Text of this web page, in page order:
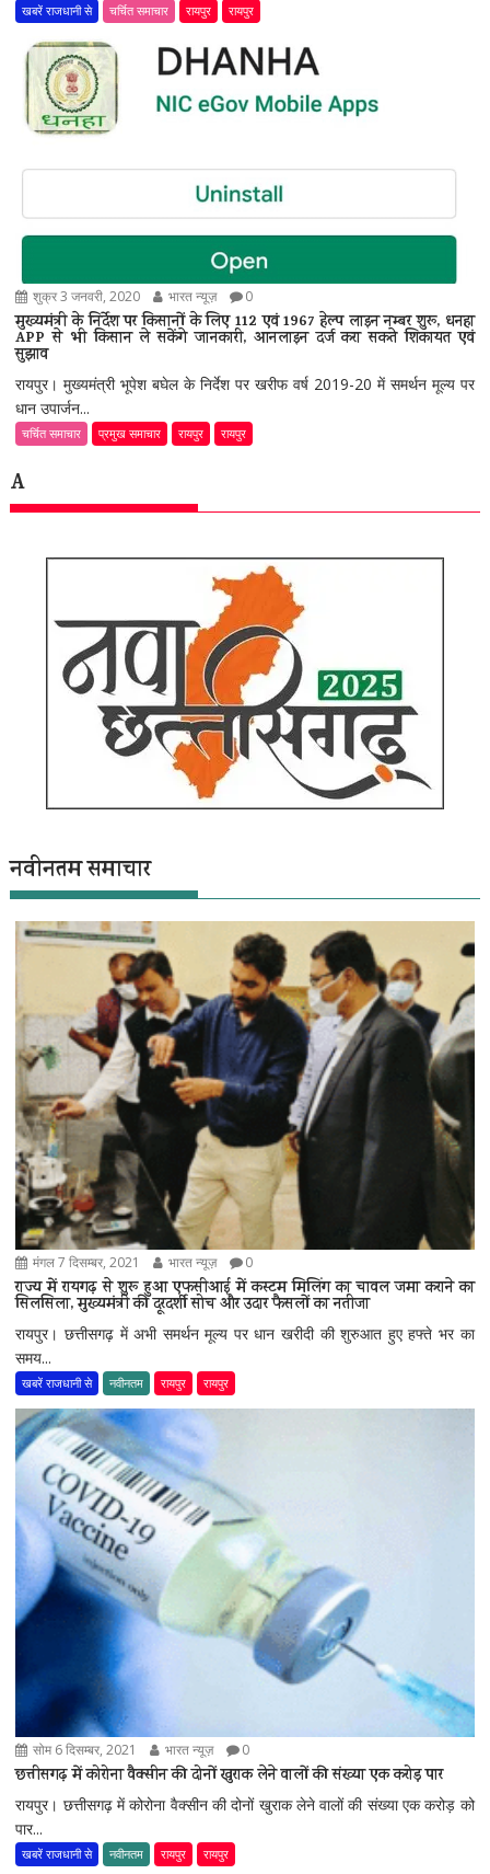
खबरें राजधानी से चर्चित समाचार रायपुर रायपुर
शुक्र 3 जनवरी, 2020 भारत न्यूज़ 0
मुख्यमंत्री के निर्देश पर किसानों के लिए 112 एवं 1967 हेल्प लाइन नम्बर शुरू, धनहा
APP से भी किसान ले सकेंगे जानकारी, आनलाइन दर्ज करा सकते शिकायत एवं
सुझाव
रायपुर। मुख्यमंत्री भूपेश बघेल के निर्देश पर खरीफ वर्ष 2019-20 में समर्थन मूल्य पर
धान उपार्जन...
चर्चित समाचार प्रमुख समाचार रायपुर रायपुर
A
नवीनतम समाचार
मंगल 7 दिसम्बर, 2021 भारत न्यूज़ 0
राज्य में रायगढ़ से शुरू हुआ एफसीआई में कस्टम मिलिंग का चावल जमा कराने का
सिलसिला, मुख्यमंत्री की दूरदर्शी सोच और उदार फैसलों का नतीजा
रायपुर। छत्तीसगढ़ में अभी समर्थन मूल्य पर धान खरीदी की शुरुआत हुए हफ्ते भर का
समय...
खबरें राजधानी से नवीनतम रायपुर रायपुर
सोम 6 दिसम्बर, 2021 भारत न्यूज़ 0
छत्तीसगढ़ में कोरोना वैक्सीन की दोनों खुराक लेने वालों की संख्या एक करोड़ पार
रायपुर। छत्तीसगढ़ में कोरोना वैक्सीन की दोनों खुराक लेने वालों की संख्या एक करोड़ को
पार...
खबरें राजधानी से नवीनतम रायपुर रायपुर